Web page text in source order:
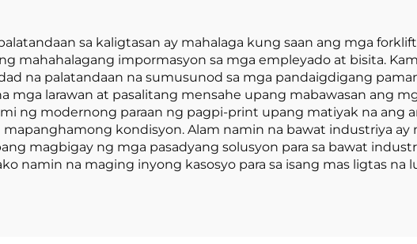
Presyo
Presyo
sa kaligtasan ay mahalaga kung saan ang mga
mahahalagang impormasyon sa mga empleyado at bisita.
na palatandaan na sumusunod sa mga pandaigdigang
mga larawan at pasalitang mensahe upang mabawasan ang
ng modernong paraan ng pagpi-print upang matiyak na ang
kondisyon. Alam namin na bawat industriya ay
magbigay ng mga pasadyang solusyon para sa bawat
namin na maging inyong kasosyo para sa isang mas ligtas na